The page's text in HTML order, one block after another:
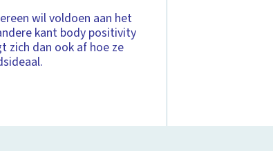
wil voldoen aan het
kant body positivity
zich dan ook af hoe ze